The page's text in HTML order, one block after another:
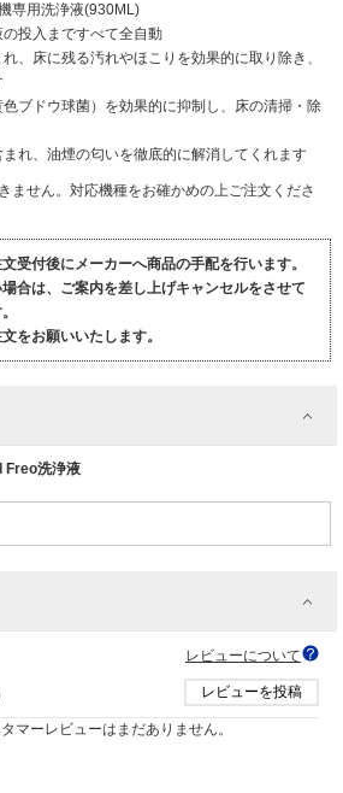
専用洗浄液(930ML)
の投入まですべて全自動
、床に残る汚れやほこりを効果的に取り除き、
色ブドウ球菌）を効果的に抑制し、床の清掃・除
まれ、油煙の匂いを徹底的に解消してくれます
ません。対応機種をお確かめの上ご注文くださ
受付後にメーカーへ商品の手配を行います。
合は、ご案内を差し上げキャンセルをさせて
をお願いいたします。
Freo洗浄液
レビューについて
レビューを投稿
マーレビューはまだありません。